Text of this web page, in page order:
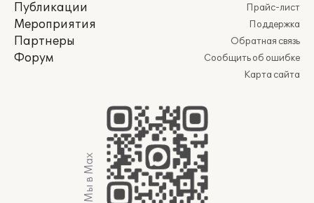
Публикации
Мероприятия
Партнеры
Форум
Прайс-лист
Поддержка
Обратная связь
Сообщить об ошибке
Карта сайта
Мы в Max